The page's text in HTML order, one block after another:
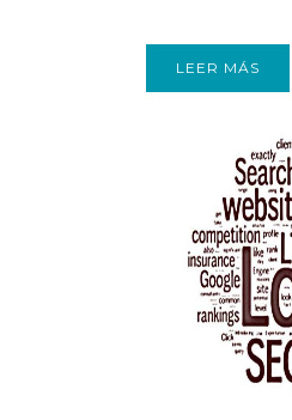
LEER MÁS